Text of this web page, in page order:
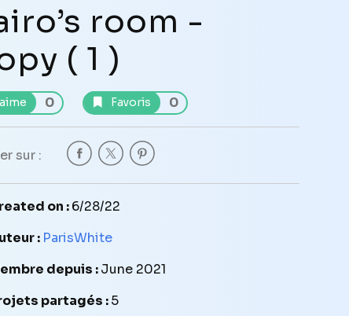
room -
( 1 )
0 Favoris 0
sur :
on :6/28/22
: ParisWhite
depuis :June 2021
partagés :5